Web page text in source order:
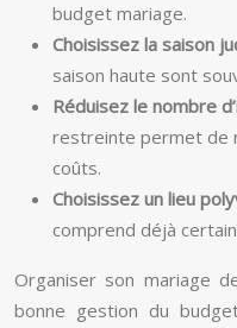
budget mariage.
Choisissez la saison
saison haute sont
Réduisez le nombre
restreinte permet de
coûts.
Choisissez un lieu
comprend déjà
Organiser son mariage
bonne gestion du